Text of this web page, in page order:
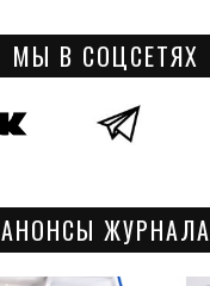
МЫ В СОЦСЕТЯХ
АНОНСЫ ЖУРНАЛА